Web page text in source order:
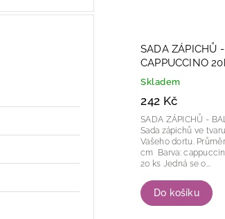
SADA ZÁPICHŮ
CAPPUCCINO
Skladem
242 Kč
Do košíku
SADA ZÁPICHŮ -
Sada zápichů ve
Vašeho dortu. Průměry balónků: 2,2,5,3 a 4
cm Barva: cappuccino Počet kusů v balení:
20 ks Jedná se o...